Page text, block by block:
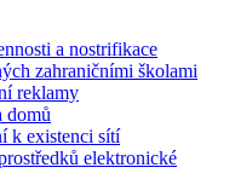
a nostrifikace
zahraničními školami
reklamy
domů
k existenci sítí
elektronické